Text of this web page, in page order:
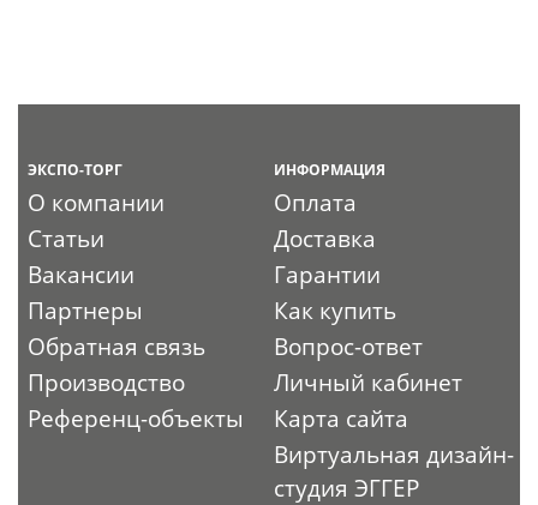
ЭКСПО-ТОРГ
О компании
Статьи
Вакансии
Партнеры
Обратная связь
Производство
Референц-объекты
ИНФОРМАЦИЯ
Оплата
Доставка
Гарантии
Как купить
Вопрос-ответ
Личный кабинет
Карта сайта
Виртуальная дизайн-
студия ЭГГЕР